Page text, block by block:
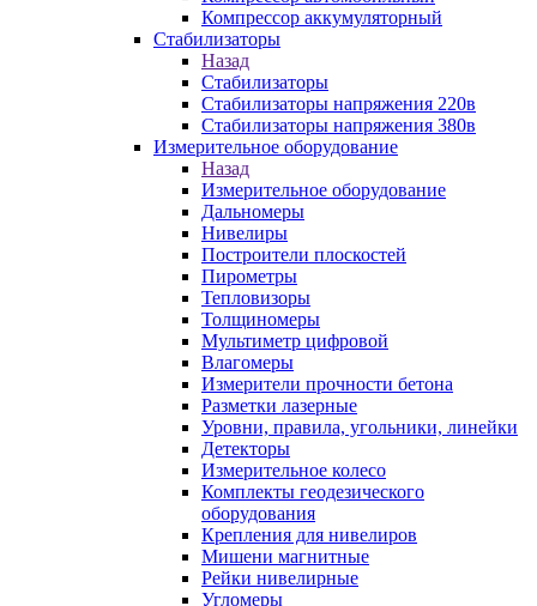
Компрессор аккумуляторный
Стабилизаторы
Назад
Стабилизаторы
Стабилизаторы напряжения 220в
Стабилизаторы напряжения 380в
Измерительное оборудование
Назад
Измерительное оборудование
Дальномеры
Нивелиры
Построители плоскостей
Пирометры
Тепловизоры
Толщиномеры
Мультиметр цифровой
Влагомеры
Измерители прочности бетона
Разметки лазерные
Уровни, правила, угольники, линейки
Детекторы
Измерительное колесо
Комплекты геодезического
оборудования
Крепления для нивелиров
Мишени магнитные
Рейки нивелирные
Угломеры